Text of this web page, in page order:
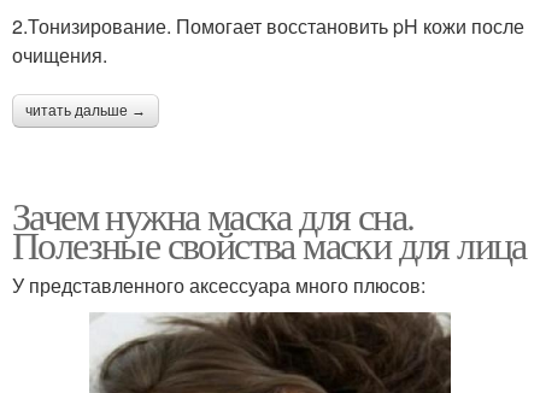
2.Тонизирование. Помогает восстановить pH кожи после
очищения.
читать дальше →
Зачем нужна маска для сна.
Полезные свойства маски для лица
У представленного аксессуара много плюсов: